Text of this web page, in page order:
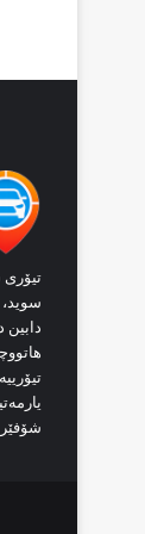
سوید،
دابین